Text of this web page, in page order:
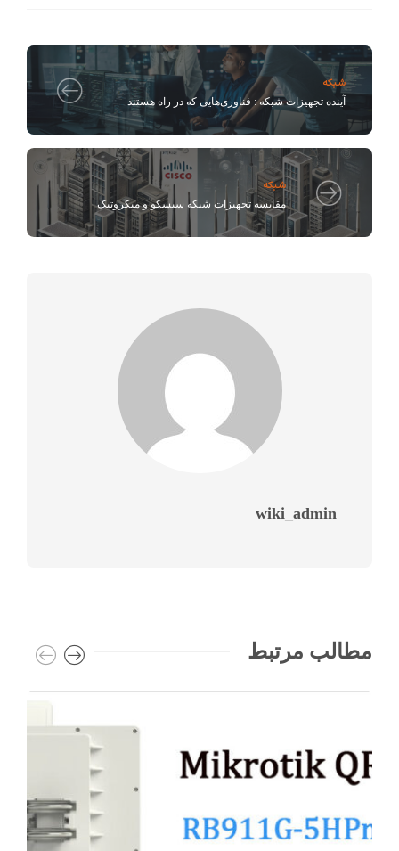
شبکه
آینده تجهیزات شبکه : فناوری‌هایی که در راه هستند
شبکه
مقایسه تجهیزات شبکه سیسکو و میکروتیک
wiki_admin
مطالب مرتبط